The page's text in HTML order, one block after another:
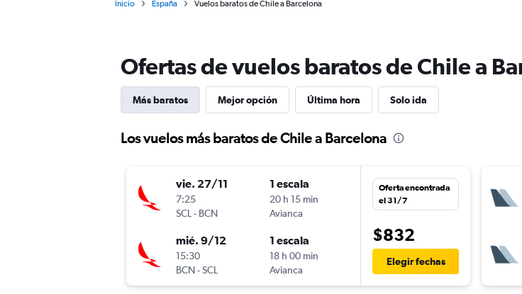
Inicio España Vuelos baratos de Chile a Barcelona
Ofertas de vuelos baratos de Chile a
Más baratos Mejor opción Última hora Solo ida
Los vuelos más baratos de Chile a Barcelona
vie. 27/11
7:25
SCL- BCN
1 escala
20 h 15 min
Avianca
mié. 9/12
15:30
BCN-SCL
1 escala
18 h 00 min
Avianca
Oferta encontrada
el 31/7
$832
Elegir fechas